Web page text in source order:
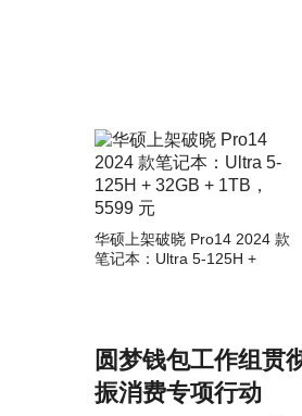
华硕上架破晓 Pro14 2024 款
笔记本：Ultra 5-125H +
圆梦钱包工作组贯
振消费专项行动